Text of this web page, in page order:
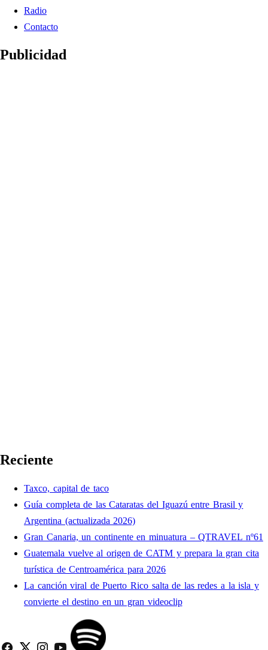
Radio
Contacto
Publicidad
Reciente
Taxco, capital de taco
Guía completa de las Cataratas del Iguazú entre Brasil y
Argentina (actualizada 2026)
Gran Canaria, un continente en minuatura – QTRAVEL nº61
Guatemala vuelve al origen de CATM y prepara la gran cita
turística de Centroamérica para 2026
La canción viral de Puerto Rico salta de las redes a la isla y
convierte el destino en un gran videoclip